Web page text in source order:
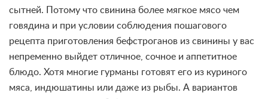
сытней. Потому что свинина более мягкое мясо чем
говядина и при условии соблюдения пошагового
рецепта приготовления бефстроганов из свинины у вас
непременно выйдет отличное, сочное и аппетитное
блюдо. Хотя многие гурманы готовят его из куриного
мяса, индюшатины или даже из рыбы. А вариантов